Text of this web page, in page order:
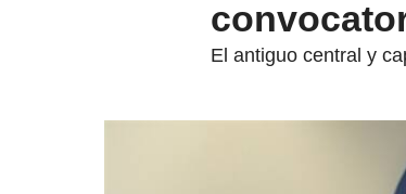
El antiguo central y